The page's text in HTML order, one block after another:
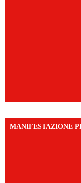
MANIFESTAZIONE